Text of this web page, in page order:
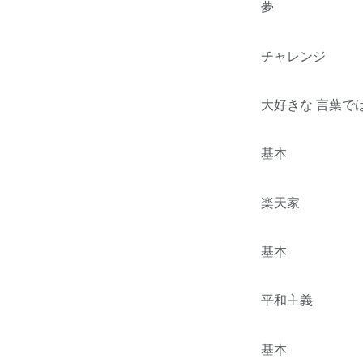
夢
チャレンジ
大好きな 言葉で
基本
楽天家
基本
平和主義
基本